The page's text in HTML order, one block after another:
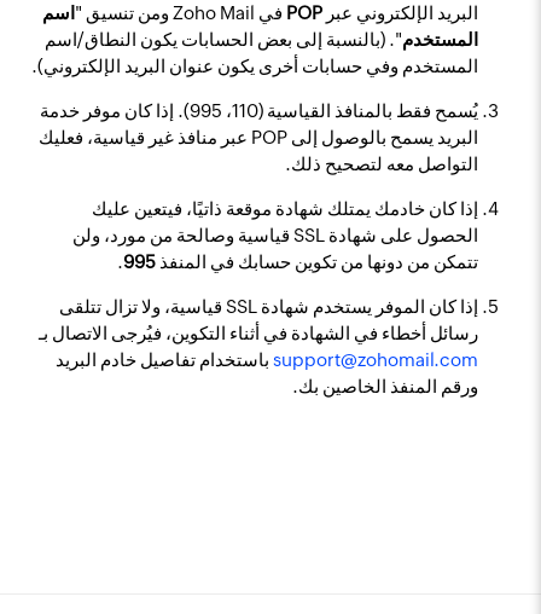
البريد الإلكتروني عبرPOP في Zoho Mail ومن تنسيق "
اسم
المستخدم". (بالنسبة إلى بعض الحسابات يكون النطاق/اسم
المستخدم وفي حسابات أخرى يكون عنوان البريد الإلكتروني).
يُسمح فقط بالمنافذ القياسية (110، 995). إذا كان موفر خدمة
البريد يسمح بالوصول إلى POP عبر منافذ غير قياسية، فعليك
التواصل معه لتصحيح ذلك.
إذا كان خادمك يمتلك شهادة موقعة ذاتيًا، فيتعين عليك
الحصول على شهادة SSL قياسية وصالحة من مورد، ولن
تتمكن من دونها من تكوين حسابك في المنفذ995
.
إذا كان الموفر يستخدم شهادة SSL قياسية، ولا تزال تتلقى
رسائل أخطاء في الشهادة في أثناء التكوين، فيُرجى الاتصال بـ
support@zohomail.com باستخدام تفاصيل خادم البريد
ورقم المنفذ الخاصين بك.